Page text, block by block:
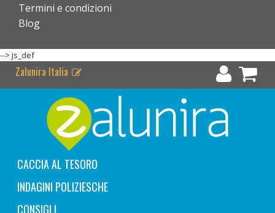
Termini e condizioni
Blog
--> js_def
Zalunira Italia
CACCIA AL TESORO
INDAGINI POLIZIESCHE
CONSIGLI